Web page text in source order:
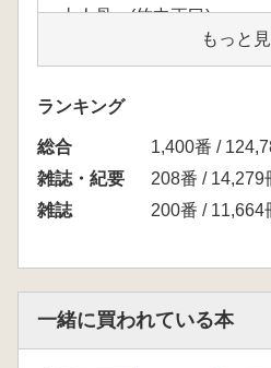
土人骨―(竹中正巳)
東ユーラシアの先史穀類
ズミの帯同(鈴木 仁)
弥生時代のアワ・キビの
る(里村和浩)
ゲノムから探るアズキの
古代日本語の中のいくつ
―考古学とDNAの特徴と
―(藤尾慎一郎)
もっと
ランキング
総合
1,400番 /
雑誌・紀要
208番 / 14,279
雑誌
200番 / 11,664
一緒に買われている本